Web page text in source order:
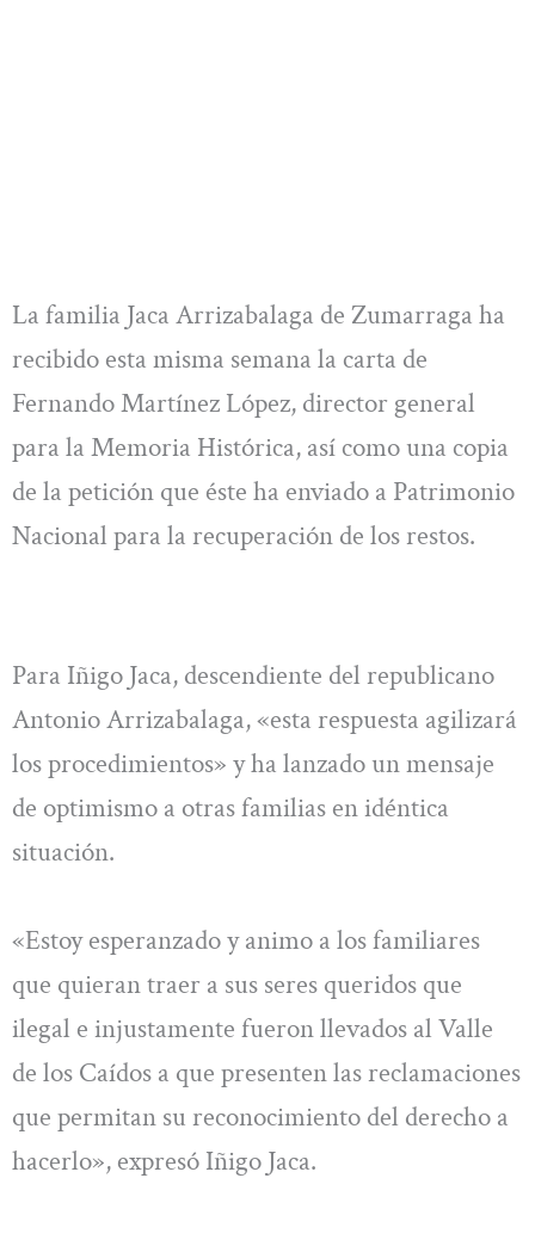
La familia Jaca Arrizabalaga de Zumarraga ha
recibido esta misma semana la carta de
Fernando Martínez López, director general
para la Memoria Histórica, así como una copia
de la petición que éste ha enviado a Patrimonio
Nacional para la recuperación de los restos.
Para Iñigo Jaca, descendiente del republicano
Antonio Arrizabalaga, «esta respuesta agilizará
los procedimientos» y ha lanzado un mensaje
de optimismo a otras familias en idéntica
situación.
«Estoy esperanzado y animo a los familiares
que quieran traer a sus seres queridos que
ilegal e injustamente fueron llevados al Valle
de los Caídos a que presenten las reclamaciones
que permitan su reconocimiento del derecho a
hacerlo», expresó Iñigo Jaca.